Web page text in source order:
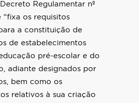
Regulamentar nº
os requisitos
a constituição de
de estabelecimentos
pré-escolar e do
adiante designados por
bem como os
relativos à sua criação